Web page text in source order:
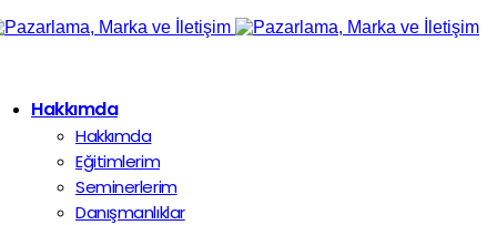
Hakkımda
Hakkımda
Eğitimlerim
Seminerlerim
Danışmanlıklar